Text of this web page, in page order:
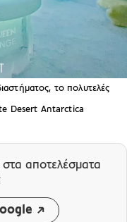
το πολυτελές
Desert Antarctica
στα αποτελέσματα